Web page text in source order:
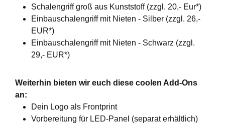
Schalengriff groß aus Kunststoff (zzgl. 20,- Eur*)
Einbauschalengriff mit Nieten - Silber (zzgl. 26,-
EUR*)
Einbauschalengriff mit Nieten - Schwarz (zzgl.
29,- EUR*)
Weiterhin bieten wir euch diese coolen Add-Ons
an:
Dein Logo als Frontprint
Vorbereitung für LED-Panel (separat erhältlich)